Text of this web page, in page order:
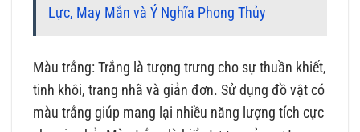
Lực, May Mắn và Ý Nghĩa Phong Thủy
Màu trắng: Trắng là tượng trưng cho sự thuần khiết,
tinh khôi, trang nhã và giản đơn. Sử dụng đồ vật có
màu trắng giúp mang lại nhiều năng lượng tích cực